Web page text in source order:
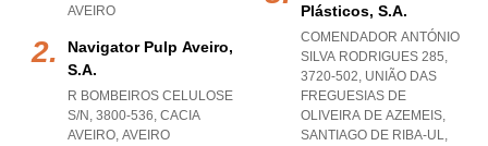
AVEIRO
Navigator Pulp Aveiro,
S.a.
R BOMBEIROS CELULOSE
S/N, 3800-536, CACIA
AVEIRO, AVEIRO
Plásticos, S.a.
COMENDADOR ANTÓNIO
SILVA RODRIGUES 285,
3720-502, UNIÃO DAS
FREGUESIAS DE
OLIVEIRA DE AZEMEIS,
SANTIAGO DE RIBA-UL,